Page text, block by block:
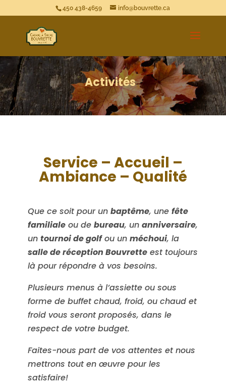
450 438-4659 info@bouvrette.ca
Activités
Service – Accueil –
Ambiance – Qualité
Que ce soit pour un baptême, une fête
familialeou de bureau, un anniversaire,
un tournoi de golfou un méchoui, la
salle de réception Bouvretteest toujours
là pour répondre à vos besoins.
Plusieurs menus à l’assiette ou sous
forme de buffet chaud, froid, ou chaud et
froid vous seront proposés, dans le
respect de votre budget.
Faites-nous part de vos attentes et nous
mettrons tout en œuvre pour les
satisfaire!